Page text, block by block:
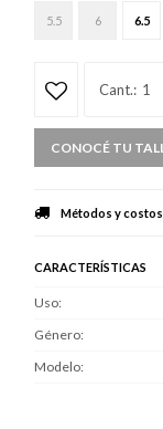
5.5 6 6.5
1
CONOCÉ TU
Métodos y
CARACTERÍSTICAS
Uso
Género
Modelo